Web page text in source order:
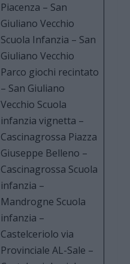
Piacenza – San
Giuliano Vecchio
Scuola Infanzia – San
Giuliano Vecchio
Parco giochi recintato
– San Giuliano
Vecchio Scuola
infanzia vignetta –
Cascinagrossa Piazza
Giuseppe Belleno –
Cascinagrossa Scuola
infanzia –
Mandrogne Scuola
infanzia –
Castelceriolo via
Provinciale AL-Sale –